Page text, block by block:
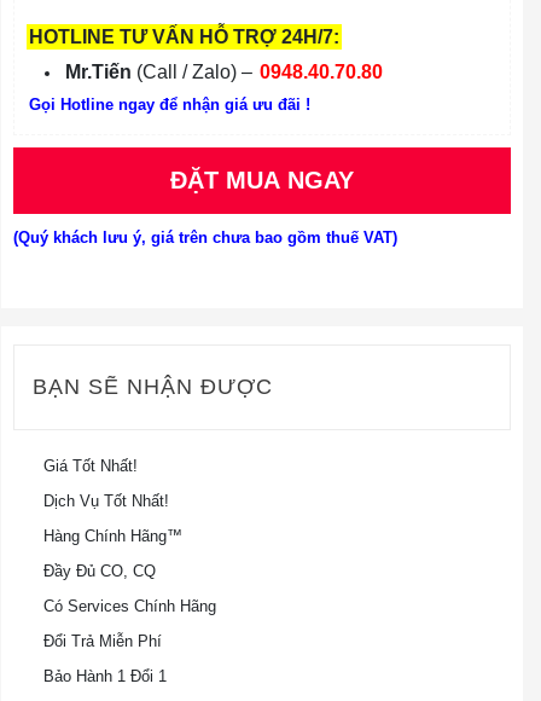
HOTLINE TƯ VẤN HỖ TRỢ 24H/7:
Mr.Tiến (Call / Zalo) – 0948.40.70.80
Gọi Hotline ngay để nhận giá ưu đãi !
ĐẶT MUA NGAY
(Quý khách lưu ý, giá trên chưa bao gồm thuế VAT)
BẠN SẼ NHẬN ĐƯỢC
Giá Tốt Nhất!
Dịch Vụ Tốt Nhất!
Hàng Chính Hãng™
Đầy Đủ CO, CQ
Có Services Chính Hãng
Đổi Trả Miễn Phí
Bảo Hành 1 Đổi 1